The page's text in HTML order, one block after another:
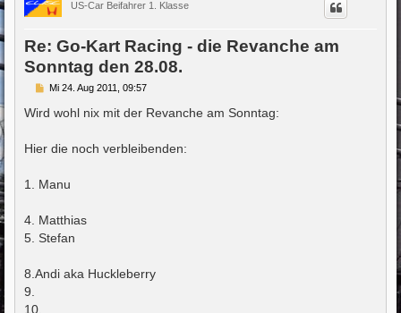
US-Car Beifahrer 1. Klasse
Re: Go-Kart Racing - die Revanche am
Sonntag den 28.08.
B
i
a
g
Mi 24. Aug 2011, 09:57
Wird wohl nix mit der Revanche am Sonntag:
Hier die noch verbleibenden:
1. Manu
4. Matthias
5. Stefan
8.Andi aka Huckleberry
9.
10.